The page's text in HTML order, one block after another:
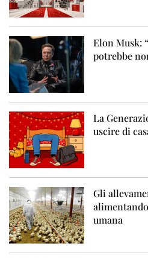
Elon Musk:
potrebbe
La
uscire di
Gli
umana